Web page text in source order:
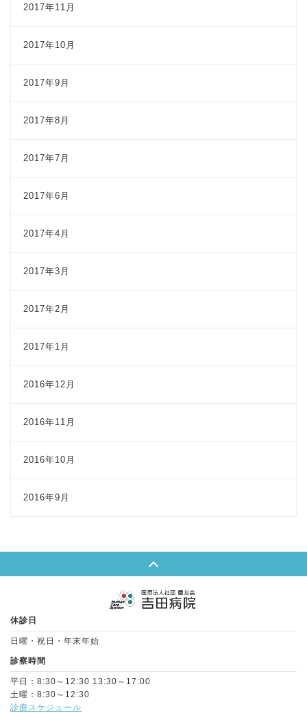
2017年11月
2017年10月
2017年9月
2017年8月
2017年7月
2017年6月
2017年4月
2017年3月
2017年2月
2017年1月
2016年12月
2016年11月
2016年10月
2016年9月
休診日
日曜・祝日・年末年始
診察時間
平日：8:30～12:30 13:30～17:00
土曜：8:30～12:30
診療スケジュール